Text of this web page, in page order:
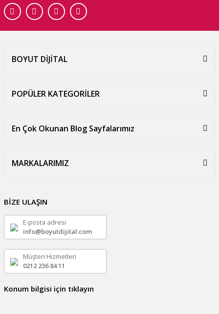
BOYUT DİJİTAL
POPÜLER KATEGORİLER
En Çok Okunan Blog Sayfalarımız
MARKALARIMIZ
BİZE ULAŞIN
E-posta adresi
info@boyutdijital.com
Müşteri Hizmetleri
0212 236 84 11
Konum bilgisi için tıklayın